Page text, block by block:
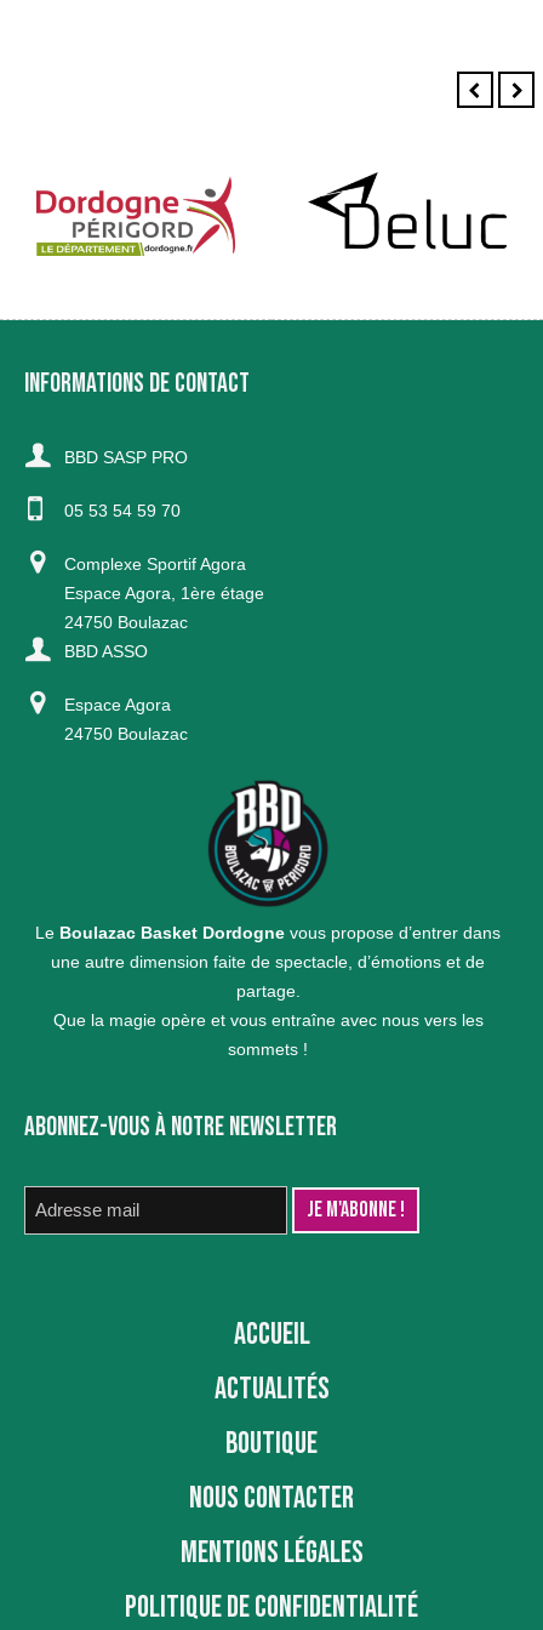
INFORMATIONS DE CONTACT
BBD SASP PRO
05 53 54 59 70
Complexe Sportif Agora
Espace Agora, 1ère étage
24750 Boulazac
BBD ASSO
Espace Agora
24750 Boulazac
Le Boulazac Basket Dordogne vous propose d’entrer dans
une autre dimension faite de spectacle, d’émotions et de
partage.
Que la magie opère et vous entraîne avec nous vers les
sommets !
ABONNEZ-VOUS À NOTRE NEWSLETTER
ACCUEIL
ACTUALITÉS
BOUTIQUE
NOUS CONTACTER
MENTIONS LÉGALES
POLITIQUE DE CONFIDENTIALITÉ